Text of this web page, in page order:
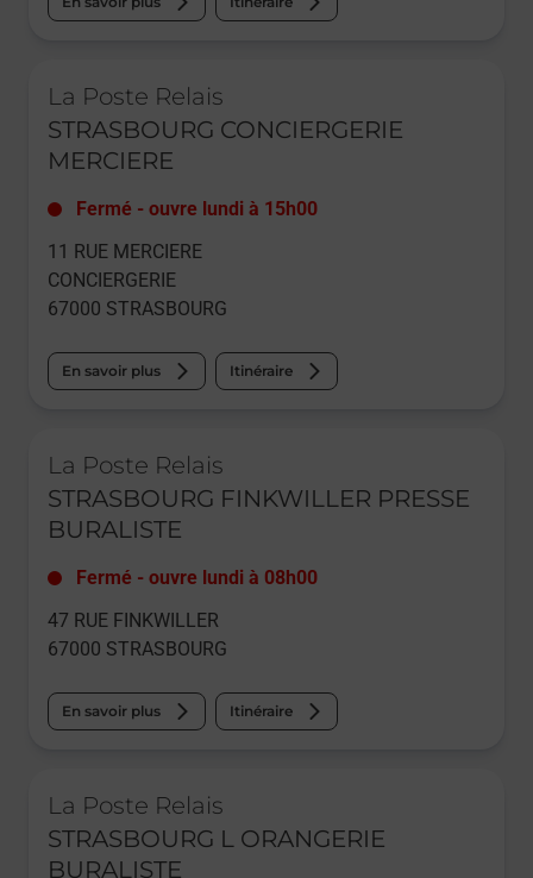
La Poste Relais
STRASBOURG CONCIERGERIE
MERCIERE
Fermé - ouvre lundi à 15h00
11 RUE MERCIERE
CONCIERGERIE
67000 STRASBOURG
En savoir plus Itinéraire
La Poste Relais
STRASBOURG FINKWILLER PRESSE
BURALISTE
Fermé - ouvre lundi à 08h00
47 RUE FINKWILLER
67000 STRASBOURG
En savoir plus Itinéraire
La Poste Relais
STRASBOURG L ORANGERIE
BURALISTE